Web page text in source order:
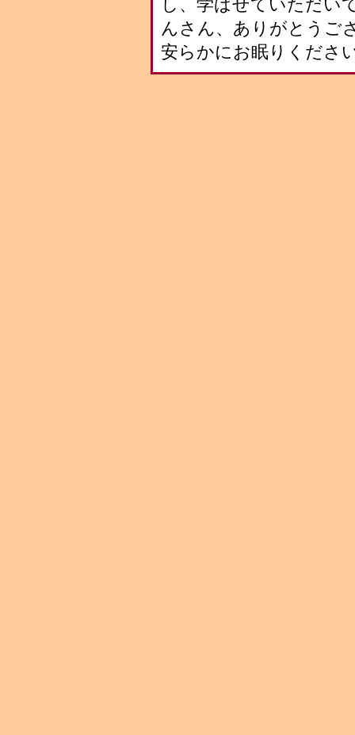
し、学ばせていただい
んさん、ありがとうご
安らかにお眠りくださ